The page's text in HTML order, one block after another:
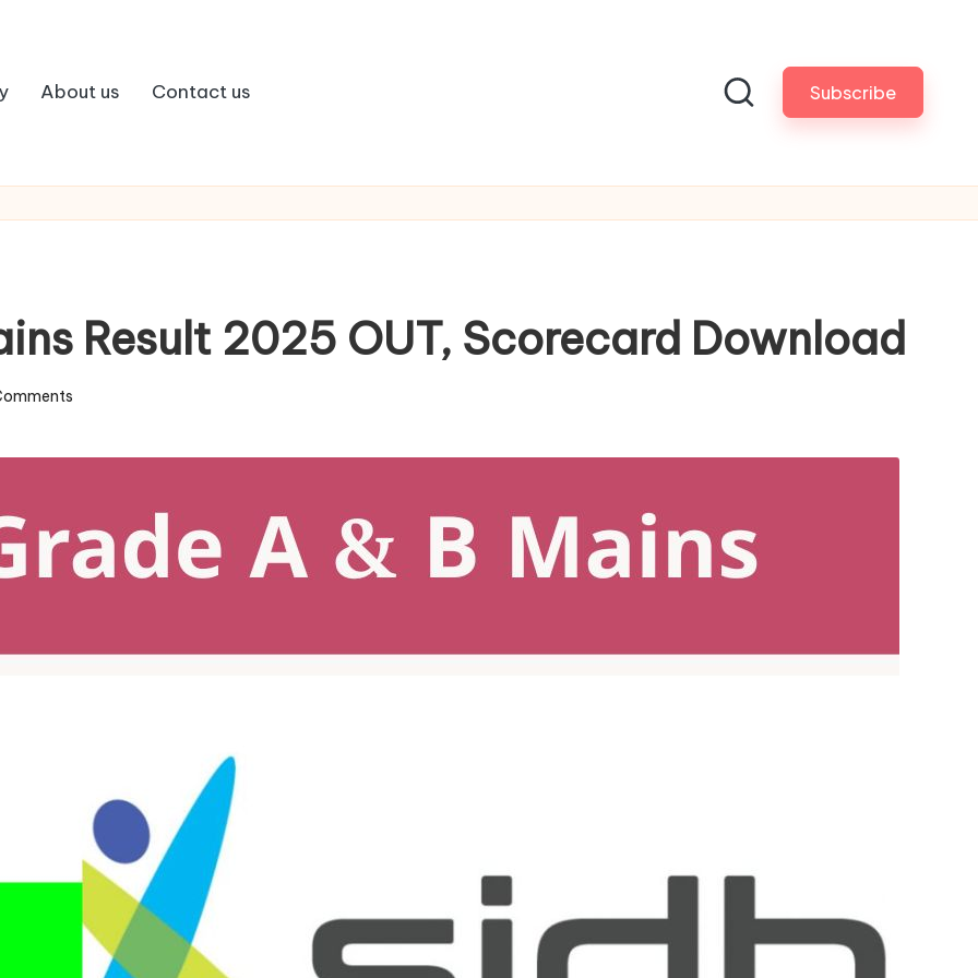
About us Contact us Subscribe
Result 2025 OUT, Scorecard Download